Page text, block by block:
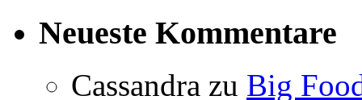
Neueste Kommentare
Cassandra zu Big